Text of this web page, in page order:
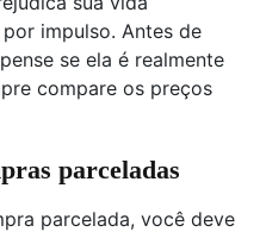
impulso. Antes de
se ela é realmente
compare os preços
parceladas
parcelada, você deve